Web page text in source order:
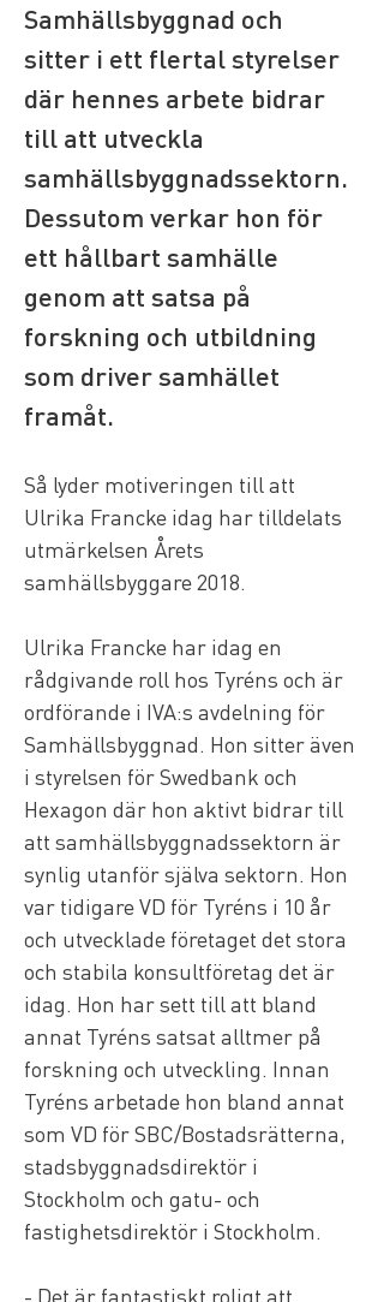
Samhällsbyggnad och
sitter i ett flertal styrelser
där hennes arbete bidrar
till att utveckla
samhällsbyggnadssektorn.
Dessutom verkar hon för
ett hållbart samhälle
genom att satsa på
forskning och utbildning
som driver samhället
framåt.
Så lyder motiveringen till att
Ulrika Francke idag har tilldelats
utmärkelsen Årets
samhällsbyggare 2018.
Ulrika Francke har idag en
rådgivande roll hos Tyréns och är
ordförande i IVA:s avdelning för
Samhällsbyggnad. Hon sitter även
i styrelsen för Swedbank och
Hexagon där hon aktivt bidrar till
att samhällsbyggnadssektorn är
synlig utanför själva sektorn. Hon
var tidigare VD för Tyréns i 10 år
och utvecklade företaget det stora
och stabila konsultföretag det är
idag. Hon har sett till att bland
annat Tyréns satsat alltmer på
forskning och utveckling. Innan
Tyréns arbetade hon bland annat
som VD för SBC/Bostadsrätterna,
stadsbyggnadsdirektör i
Stockholm och gatu- och
fastighetsdirektör i Stockholm.
- Det är fantastiskt roligt att